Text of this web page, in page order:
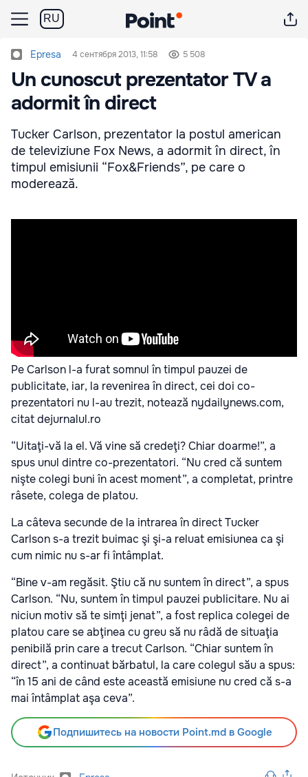
RU
Epresa 4 сентября 2013, 11:58 5 508
Un cunoscut prezentator TV a
adormit în direct
Tucker Carlson, prezentator la postul american
de televiziune Fox News, a adormit în direct, în
timpul emisiunii “Fox&Friends”, pe care o
moderează.
Pe Carlson l-a furat somnul în timpul pauzei de
publicitate, iar, la revenirea în direct, cei doi co-
prezentatori nu l-au trezit, notează nydailynews.com,
citat dejurnalul.ro
“Uitaţi-vă la el. Vă vine să credeţi? Chiar doarme!”, a
spus unul dintre co-prezentatori. “Nu cred că suntem
nişte colegi buni în acest moment”, a completat, printre
râsete, colega de platou.
La câteva secunde de la intrarea în direct Tucker
Carlson s-a trezit buimac şi şi-a reluat emisiunea ca şi
cum nimic nu s-ar fi întâmplat.
“Bine v-am regăsit. Ştiu că nu suntem în direct”, a spus
Carlson. “Nu, suntem în timpul pauzei publicitare. Nu ai
niciun motiv să te simţi jenat”, a fost replica colegei de
platou care se abţinea cu greu să nu râdă de situaţia
penibilă prin care a trecut Carlson. “Chiar suntem în
direct”, a continuat bărbatul, la care colegul său a spus:
“în 15 ani de când este această emisiune nu cred că s-a
mai întâmplat aşa ceva”.
Подпишитесь на новости Point.md в Google